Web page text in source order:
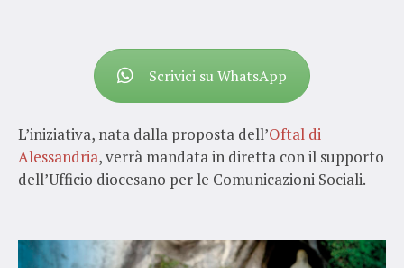
Scrivici su WhatsApp
L’iniziativa, nata dalla proposta dell’Oftal di
Alessandria, verrà mandata in diretta con il supporto
dell’Ufficio diocesano per le Comunicazioni Sociali.